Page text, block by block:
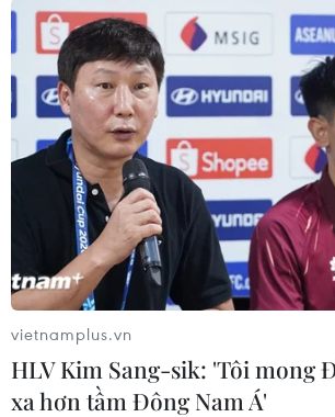
Philippines
vietnamplus.vn
HLV Kim Sang-sik: 'Tôi mong
xa hơn tầm Đông Nam Á'